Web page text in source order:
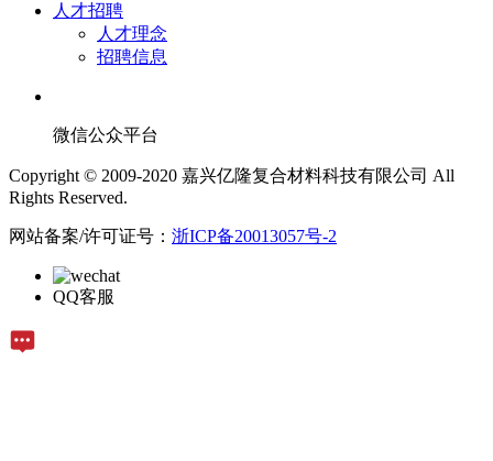
人才招聘
人才理念
招聘信息
微信公众平台
Copyright © 2009-2020 嘉兴亿隆复合材料科技有限公司 All
Rights Reserved.
网站备案/许可证号： 浙ICP备20013057号-2
QQ客服